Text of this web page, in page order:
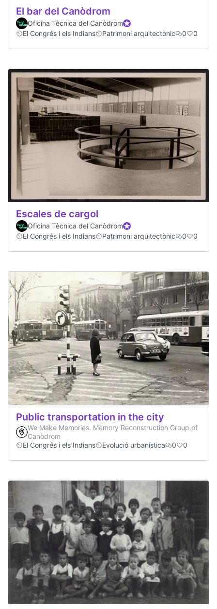
El bar del Canòdrom
Oficina Tècnica del CanòdromOfficial participant
El Congrés i els Indians
Patrimoni arquitectònic 0 0
Escales de cargol
Oficina Tècnica del CanòdromOfficial participant
El Congrés i els Indians
Patrimoni arquitectònic 0 0
Public transportation in the city
We Make Memories. Memory Reconstruction Group of
Canòdrom
El Congrés i els Indians
Evolució urbanística 0 0